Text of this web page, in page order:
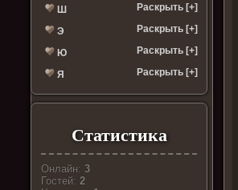
Ш Раскрыть [+]
Э Раскрыть [+]
Ю Раскрыть [+]
Я Раскрыть [+]
Статистика
Онлайн:3
Гостей:2